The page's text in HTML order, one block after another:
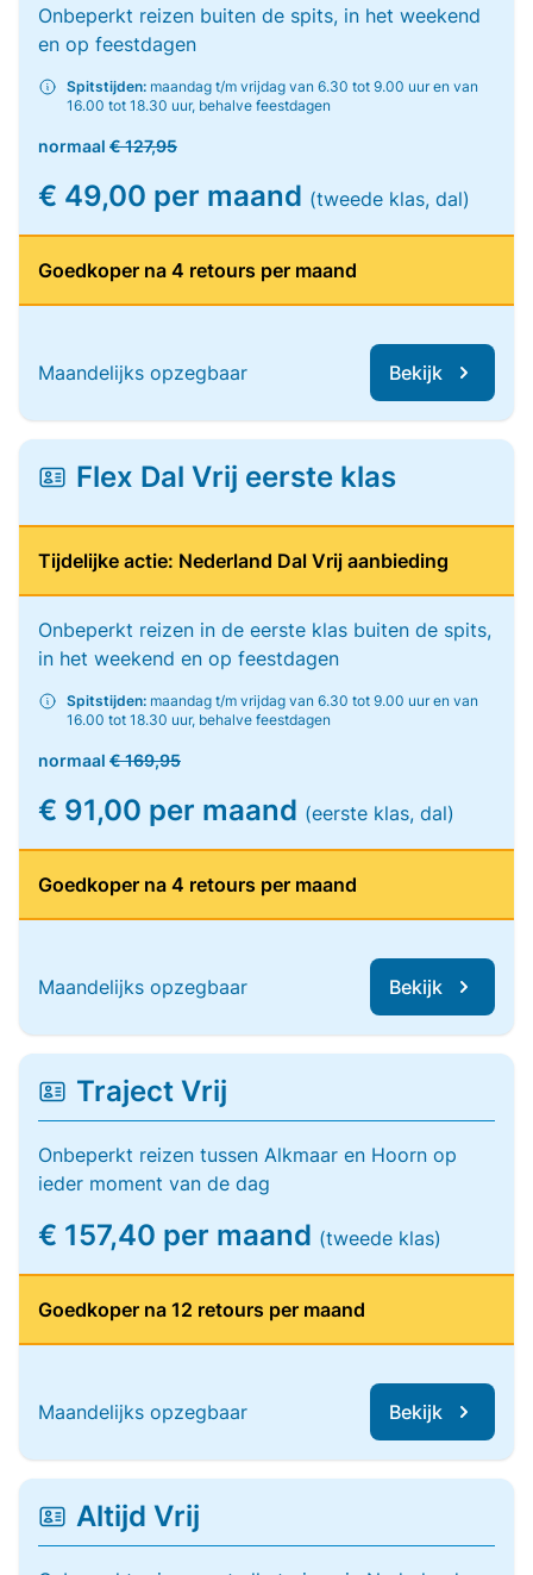
Onbeperkt reizen buiten de spits, in het weekend
en op feestdagen
Spitstijden: maandag t/m vrijdag van 6.30 tot 9.00 uur en van
16.00 tot 18.30 uur, behalve feestdagen
normaal € 127,95
€ 49,00 per maand (tweede klas, dal)
Goedkoper na 4 retours per maand
Maandelijks opzegbaar Bekijk
Flex Dal Vrij eerste klas
Tijdelijke actie: Nederland Dal Vrij aanbieding
Onbeperkt reizen in de eerste klas buiten de spits,
in het weekend en op feestdagen
Spitstijden: maandag t/m vrijdag van 6.30 tot 9.00 uur en van
16.00 tot 18.30 uur, behalve feestdagen
normaal € 169,95
€ 91,00 per maand (eerste klas, dal)
Goedkoper na 4 retours per maand
Maandelijks opzegbaar Bekijk
Traject Vrij
Onbeperkt reizen tussen Alkmaar en Hoorn op
ieder moment van de dag
€ 157,40 per maand (tweede klas)
Goedkoper na 12 retours per maand
Maandelijks opzegbaar Bekijk
Altijd Vrij